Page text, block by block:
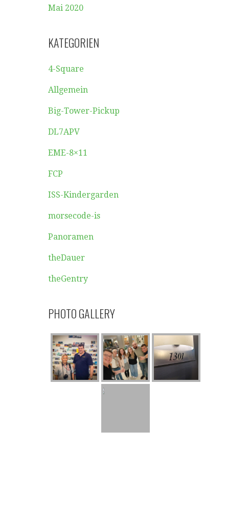
Mai 2020
KATEGORIEN
4-Square
Allgemein
Big-Tower-Pickup
DL7APV
EME-8×11
FCP
ISS-Kindergarden
morsecode-is
Panoramen
theDauer
theGentry
PHOTO GALLERY